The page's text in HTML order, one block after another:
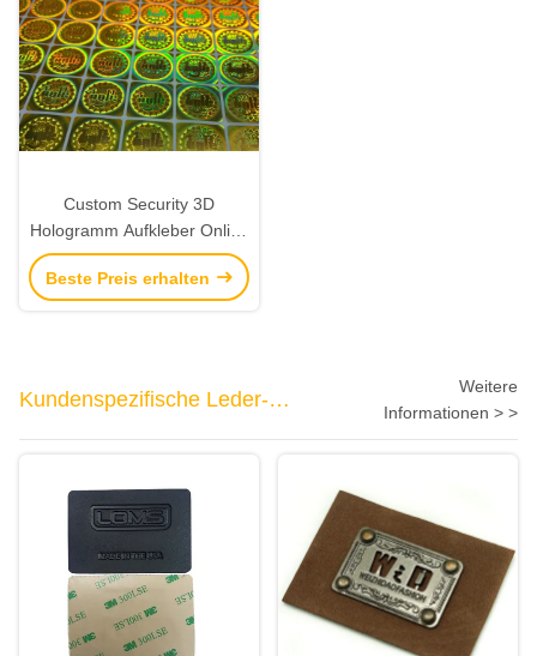
Custom Security 3D
Hologramm Aufkleber Online
Nicht wiederverwendbare
Laser Hologramm Etiketten
Beste Preis erhalten
Kundenspezifische Leder-
Aufkleber
Weitere
Informationen > >